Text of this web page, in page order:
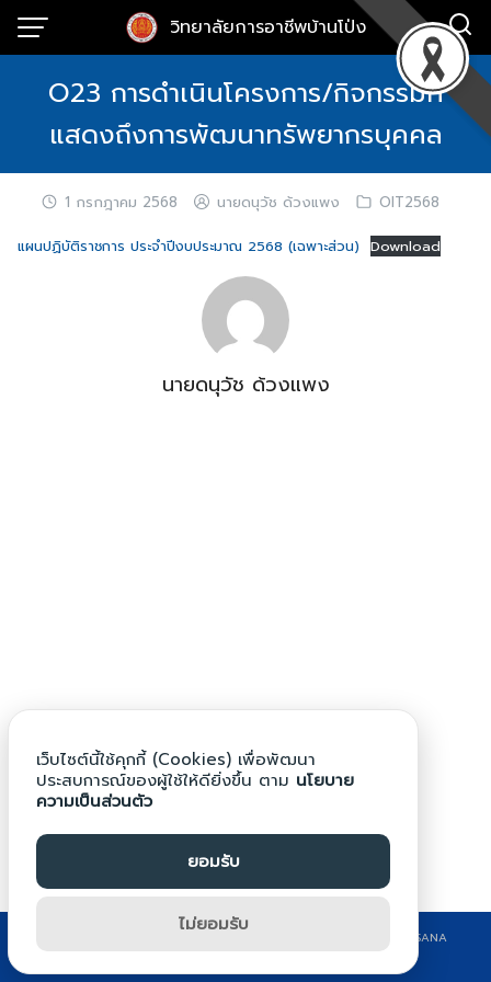
Skip
วิทยาลัยการอาชีพบ้านโป่ง
O23 การดำเนินโครงการ/กิจกรรมที่
แสดงถึงการพัฒนาทรัพยากรบุคคล
1 กรกฎาคม 2568 นายดนุวัช ด้วงแพง OIT2568
แผนปฏิบัติราชการ ประจำปีงบประมาณ 2568 (เฉพาะส่วน) Download
นายดนุวัช ด้วงแพง
©2024 WWW.BPG.AC.TH. ALL RIGHTS RESERVED. DESIGN BY KRITSANA
เว็บไซต์นี้ใช้คุกกี้ (Cookies) เพื่อพัฒนา
ประสบการณ์ของผู้ใช้ให้ดียิ่งขึ้น ตาม นโยบาย
ความเป็นส่วนตัว
ยอมรับ
ไม่ยอมรับ